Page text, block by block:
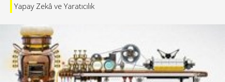
Yapay Zekâ ve Yaratıcılık